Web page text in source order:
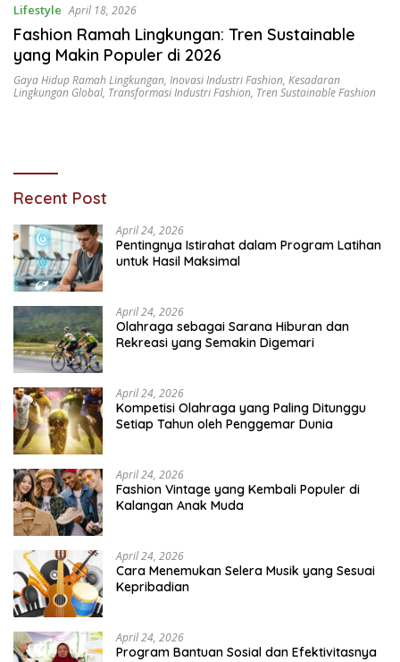
Lifestyle April 18, 2026
Fashion Ramah Lingkungan: Tren Sustainable
yang Makin Populer di 2026
Gaya Hidup Ramah Lingkungan, Inovasi Industri Fashion, Kesadaran
Lingkungan Global, Transformasi Industri Fashion, Tren Sustainable Fashion
Recent Post
April 24, 2026
Pentingnya Istirahat dalam Program Latihan
untuk Hasil Maksimal
April 24, 2026
Olahraga sebagai Sarana Hiburan dan
Rekreasi yang Semakin Digemari
April 24, 2026
Kompetisi Olahraga yang Paling Ditunggu
Setiap Tahun oleh Penggemar Dunia
April 24, 2026
Fashion Vintage yang Kembali Populer di
Kalangan Anak Muda
April 24, 2026
Cara Menemukan Selera Musik yang Sesuai
Kepribadian
April 24, 2026
Program Bantuan Sosial dan Efektivitasnya